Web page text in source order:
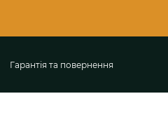
Гарантія та повернення